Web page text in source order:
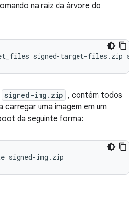
na raiz da árvore do
signed-img.zip , contém todos
carregar uma imagem em um
da seguinte forma: